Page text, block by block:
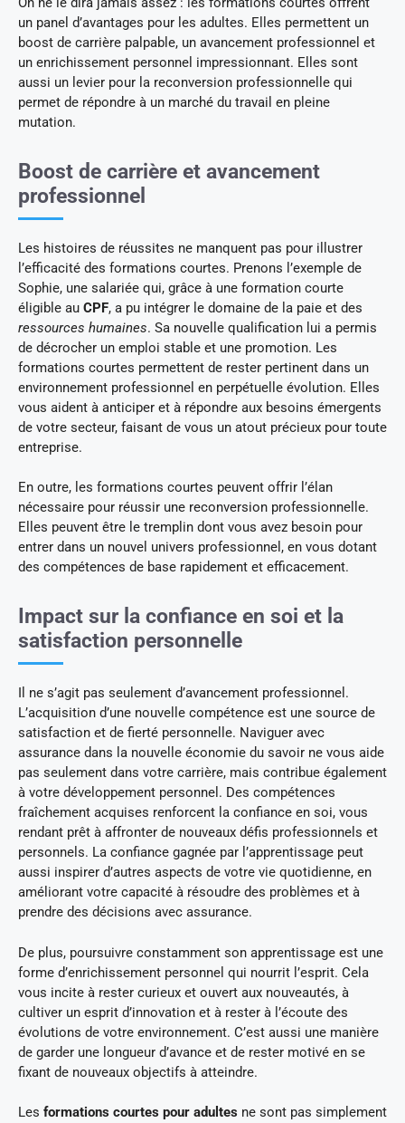
un panel d’avantages pour les adultes. Elles permettent un
boost de carrière palpable, un avancement professionnel et
un enrichissement personnel impressionnant. Elles sont
aussi un levier pour la reconversion professionnelle qui
permet de répondre à un marché du travail en pleine
mutation.
Boost de carrière et avancement
professionnel
Les histoires de réussites ne manquent pas pour illustrer
l’efficacité des formations courtes. Prenons l’exemple de
Sophie, une salariée qui, grâce à une formation courte
éligible au CPF, a pu intégrer le domaine de la paie et des
ressources humaines. Sa nouvelle qualification lui a permis
de décrocher un emploi stable et une promotion. Les
formations courtes permettent de rester pertinent dans un
environnement professionnel en perpétuelle évolution. Elles
vous aident à anticiper et à répondre aux besoins émergents
de votre secteur, faisant de vous un atout précieux pour toute
entreprise.
En outre, les formations courtes peuvent offrir l’élan
nécessaire pour réussir une reconversion professionnelle.
Elles peuvent être le tremplin dont vous avez besoin pour
entrer dans un nouvel univers professionnel, en vous dotant
des compétences de base rapidement et efficacement.
Impact sur la confiance en soi et la
satisfaction personnelle
Il ne s’agit pas seulement d’avancement professionnel.
L’acquisition d’une nouvelle compétence est une source de
satisfaction et de fierté personnelle. Naviguer avec
assurance dans la nouvelle économie du savoir ne vous aide
pas seulement dans votre carrière, mais contribue également
à votre développement personnel. Des compétences
fraîchement acquises renforcent la confiance en soi, vous
rendant prêt à affronter de nouveaux défis professionnels et
personnels. La confiance gagnée par l’apprentissage peut
aussi inspirer d’autres aspects de votre vie quotidienne, en
améliorant votre capacité à résoudre des problèmes et à
prendre des décisions avec assurance.
De plus, poursuivre constamment son apprentissage est une
forme d’enrichissement personnel qui nourrit l’esprit. Cela
vous incite à rester curieux et ouvert aux nouveautés, à
cultiver un esprit d’innovation et à rester à l’écoute des
évolutions de votre environnement. C’est aussi une manière
de garder une longueur d’avance et de rester motivé en se
fixant de nouveaux objectifs à atteindre.
Les formations courtes pour adultes ne sont pas simplement